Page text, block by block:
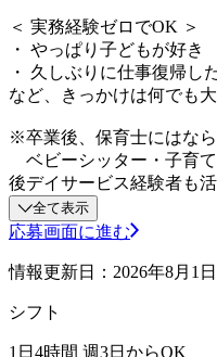
＜ 実務経験ゼロでOK ＞
・ やっぱり子どもが好き
・ 久しぶりに仕事復帰し
など、きっかけは何でも大
※卒業後、保育士にはな
ベビーシッター・子育
後デイサービス経験者も
全て表示
応募画面に進む
情報更新日：2026年8月1日
シフト
1日4時間 週3日からOK